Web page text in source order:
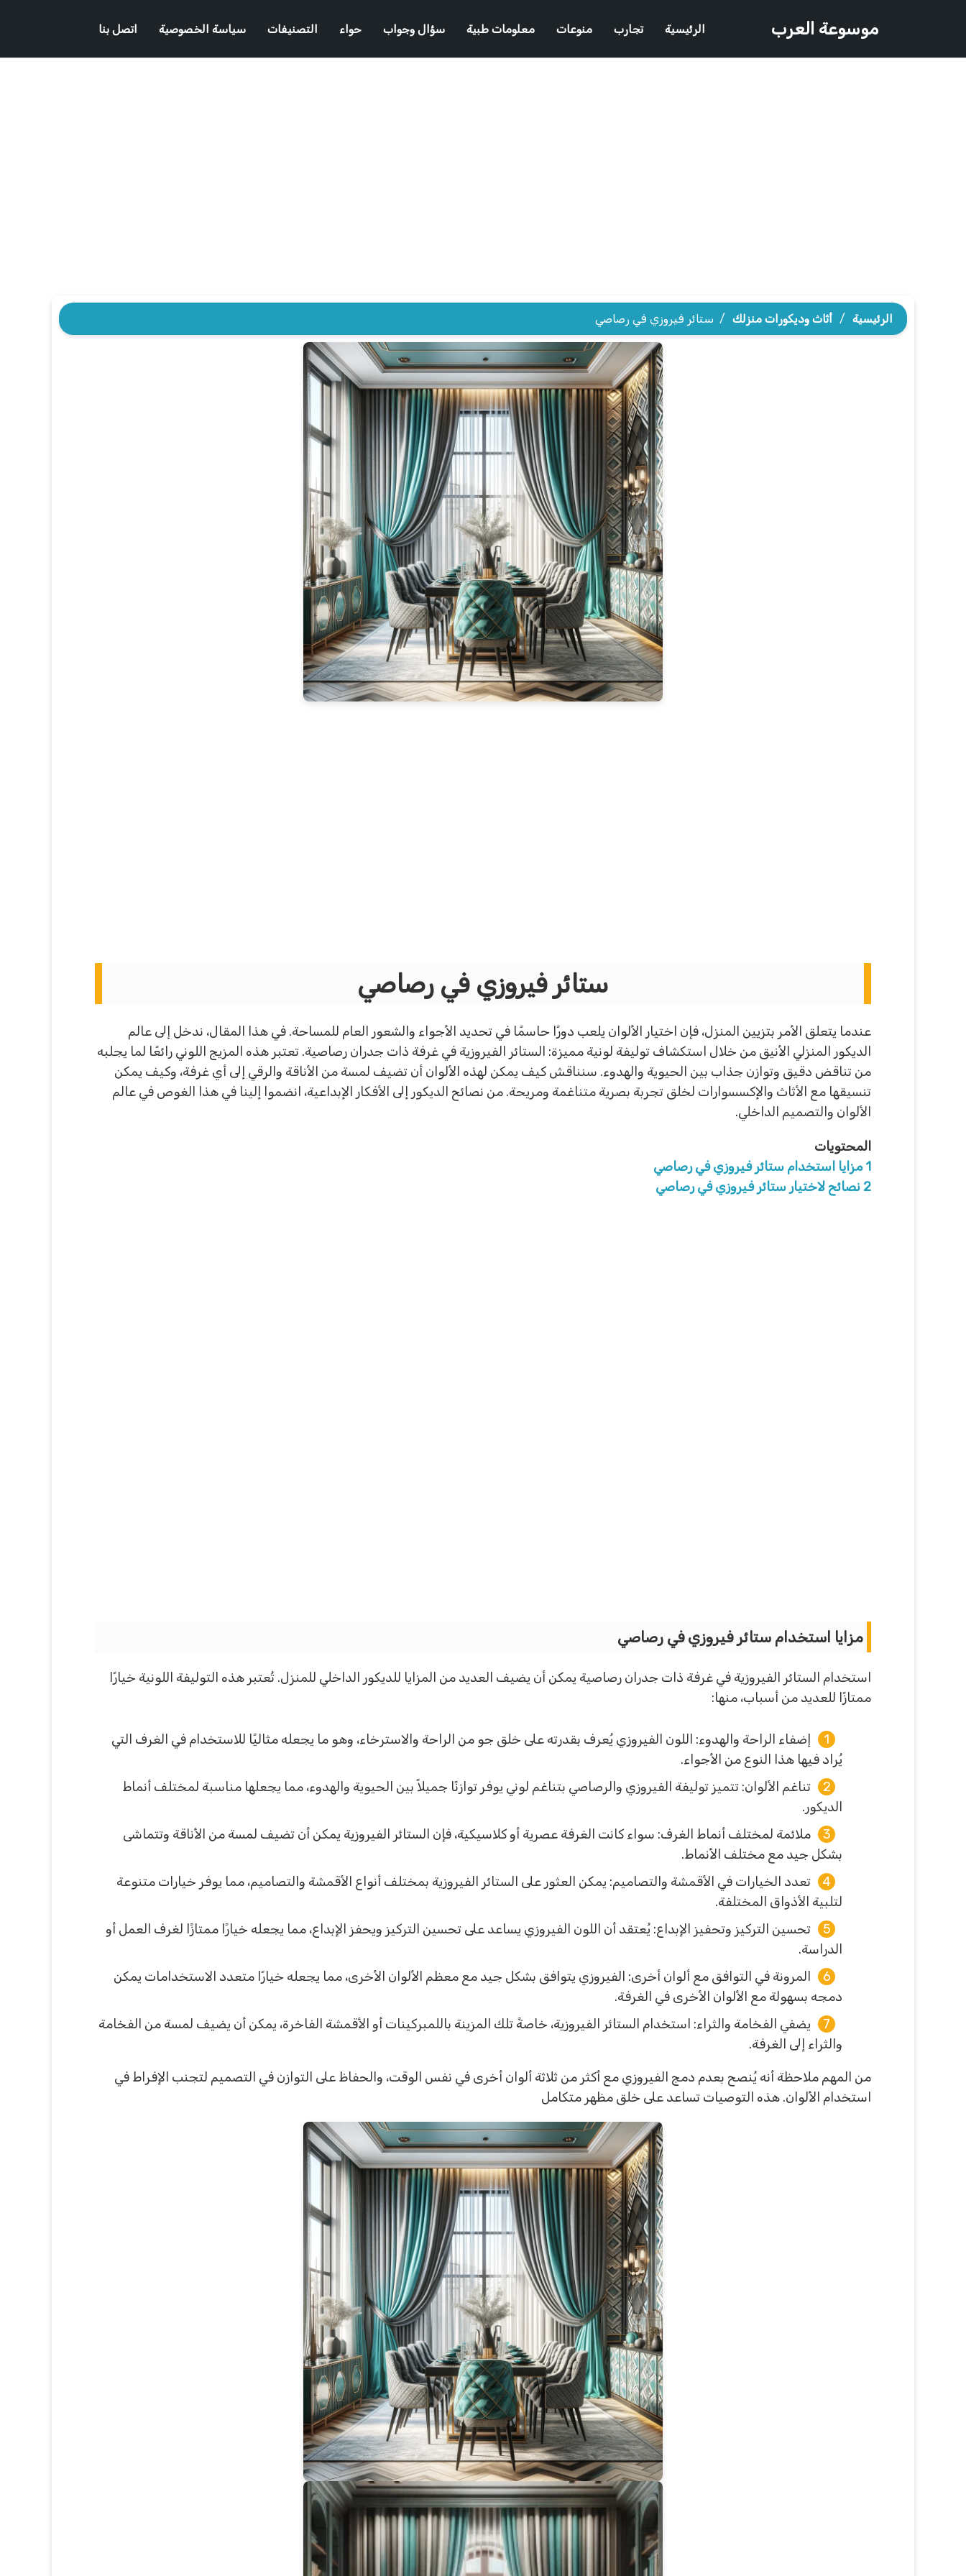
موسوعة العرب الرئيسية تجارب منوعات معلومات طبية سؤال وجواب حواء التصنيفات سياسة الخصوصية اتصل بنا
الرئيسية / أثاث وديكورات منزلك / ستائر فيروزي في رصاصي
ستائر فيروزي في رصاصي
عندما يتعلق الأمر بتزيين المنزل، فإن اختيار الألوان يلعب دورًا حاسمًا في تحديد الأجواء والشعور العام للمساحة. في هذا المقال، ندخل إلى عالم
الديكور المنزلي الأنيق من خلال استكشاف توليفة لونية مميزة: الستائر الفيروزية في غرفة ذات جدران رصاصية. تعتبر هذه المزيج اللوني رائعًا لما يجلبه
من تناقض دقيق وتوازن جذاب بين الحيوية والهدوء. سنناقش كيف يمكن لهذه الألوان أن تضيف لمسة من الأناقة والرقي إلى أي غرفة، وكيف يمكن
تنسيقها مع الأثاث والإكسسوارات لخلق تجربة بصرية متناغمة ومريحة. من نصائح الديكور إلى الأفكار الإبداعية، انضموا إلينا في هذا الغوص في عالم
الألوان والتصميم الداخلي.
المحتويات
1 مزايا استخدام ستائر فيروزي في رصاصي
2 نصائح لاختيار ستائر فيروزي في رصاصي
مزايا استخدام ستائر فيروزي في رصاصي
استخدام الستائر الفيروزية في غرفة ذات جدران رصاصية يمكن أن يضيف العديد من المزايا للديكور الداخلي للمنزل. تُعتبر هذه التوليفة اللونية خيارًا
ممتازًا للعديد من أسباب، منها:
إضفاء الراحة والهدوء: اللون الفيروزي يُعرف بقدرته على خلق جو من الراحة والاسترخاء، وهو ما يجعله مثاليًا للاستخدام في الغرف التي
يُراد فيها هذا النوع من الأجواء.
تناغم الألوان: تتميز توليفة الفيروزي والرصاصي بتناغم لوني يوفر توازنًا جميلاً بين الحيوية والهدوء، مما يجعلها مناسبة لمختلف أنماط
الديكور.
ملائمة لمختلف أنماط الغرف: سواء كانت الغرفة عصرية أو كلاسيكية، فإن الستائر الفيروزية يمكن أن تضيف لمسة من الأناقة وتتماشى
بشكل جيد مع مختلف الأنماط.
تعدد الخيارات في الأقمشة والتصاميم: يمكن العثور على الستائر الفيروزية بمختلف أنواع الأقمشة والتصاميم، مما يوفر خيارات متنوعة
لتلبية الأذواق المختلفة.
تحسين التركيز وتحفيز الإبداع: يُعتقد أن اللون الفيروزي يساعد على تحسين التركيز ويحفز الإبداع، مما يجعله خيارًا ممتازًا لغرف العمل أو
الدراسة.
المرونة في التوافق مع ألوان أخرى: الفيروزي يتوافق بشكل جيد مع معظم الألوان الأخرى، مما يجعله خيارًا متعدد الاستخدامات يمكن
دمجه بسهولة مع الألوان الأخرى في الغرفة.
يضفي الفخامة والثراء: استخدام الستائر الفيروزية، خاصةً تلك المزينة باللمبركينات أو الأقمشة الفاخرة، يمكن أن يضيف لمسة من الفخامة
والثراء إلى الغرفة.
من المهم ملاحظة أنه يُنصح بعدم دمج الفيروزي مع أكثر من ثلاثة ألوان أخرى في نفس الوقت، والحفاظ على التوازن في التصميم لتجنب الإفراط في
استخدام الألوان. هذه التوصيات تساعد على خلق مظهر متكامل